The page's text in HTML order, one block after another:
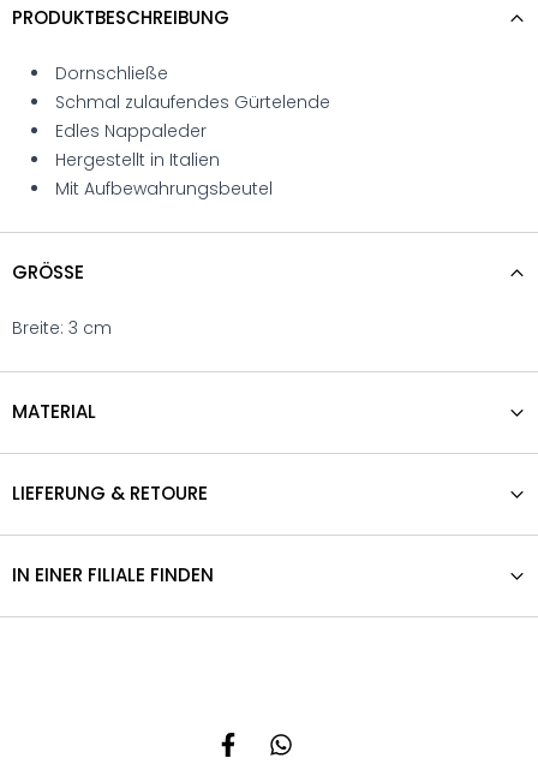
PRODUKTBESCHREIBUNG
Dornschließe
Schmal zulaufendes Gürtelende
Edles Nappaleder
Hergestellt in Italien
Mit Aufbewahrungsbeutel
GRÖSSE
Breite: 3 cm
MATERIAL
LIEFERUNG & RETOURE
IN EINER FILIALE FINDEN